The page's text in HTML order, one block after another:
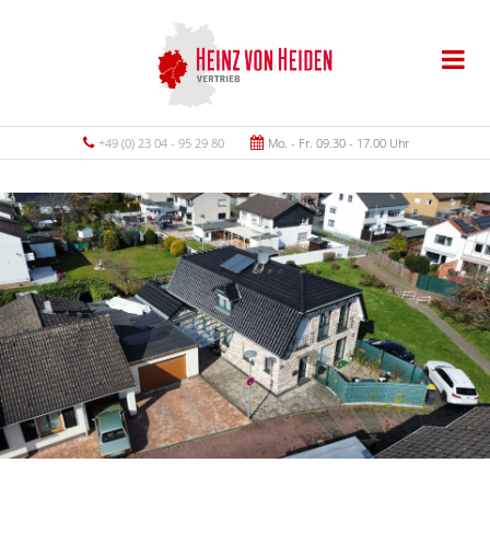
+49 (0) 23 04 - 95 29 80 Mo. - Fr. 09.30 - 17.00 Uhr